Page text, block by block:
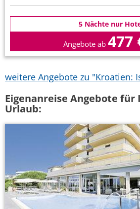
5 Nächte nur
Angebote ab 477
weitere Angebote zu "Kroatien:
Eigenanreise Angebote
Urlaub: